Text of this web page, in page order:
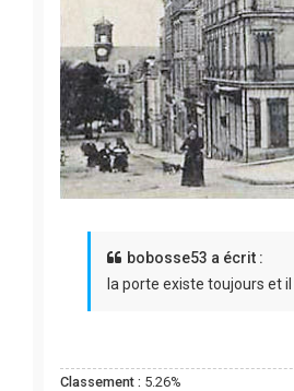
bobosse53 a écrit :
la porte existe toujours et
Classement : 5.26%